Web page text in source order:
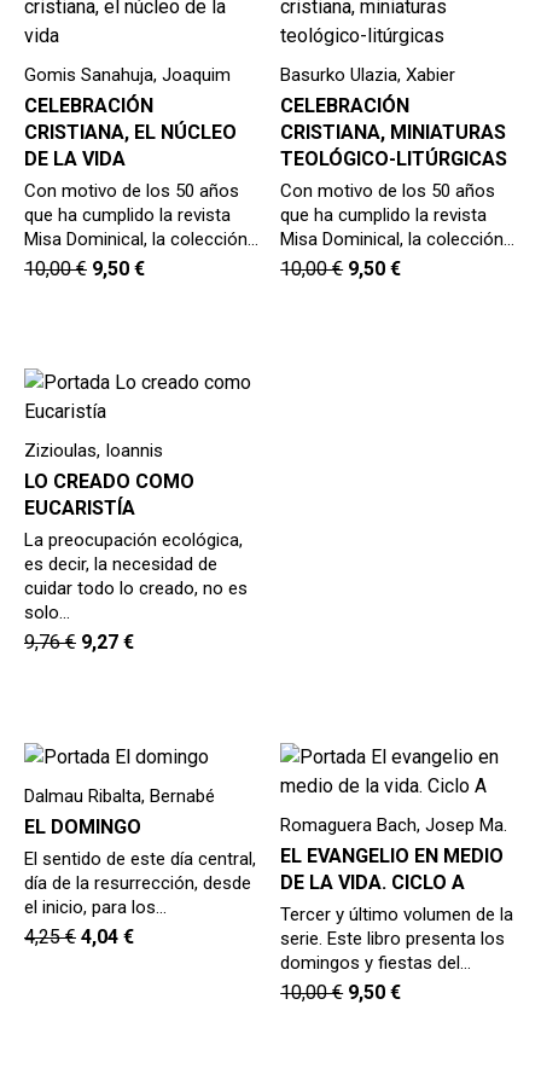
Gomis Sanahuja, Joaquim
CELEBRACIÓN
CRISTIANA, EL NÚCLEO
DE LA VIDA
Con motivo de los 50 años
que ha cumplido la revista
Misa Dominical, la colección…
10,00€ 9,50 €
Basurko Ulazia, Xabier
CELEBRACIÓN
CRISTIANA, MINIATURAS
TEOLÓGICO-LITÚRGICAS
Con motivo de los 50 años
que ha cumplido la revista
Misa Dominical, la colección…
10,00€ 9,50€
Zizioulas, Ioannis
LO CREADO COMO
EUCARISTÍA
La preocupación ecológica,
es decir, la necesidad de
cuidar todo lo creado, no es
solo…
9,76€ 9,27 €
Dalmau Ribalta, Bernabé
EL DOMINGO
El sentido de este día central,
día de la resurrección, desde
el inicio, para los…
4,25€ 4,04 €
Romaguera Bach, Josep Ma.
EL EVANGELIO EN MEDIO
DE LA VIDA. CICLO A
Tercer y último volumen de la
serie. Este libro presenta los
domingos y fiestas del…
10,00€ 9,50€